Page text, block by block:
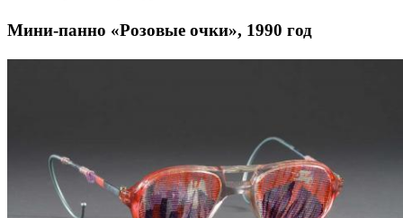
Мини-панно «Розовые очки», 1990 год